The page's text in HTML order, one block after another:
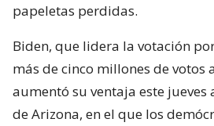
papeletas perdidas.
Biden, que lidera la votación
más de cinco millones de votos
aumentó su ventaja este jueves
de Arizona, en el que los